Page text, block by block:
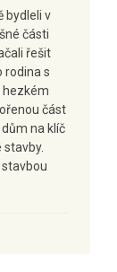
bydleli v
části
řešit
rodina s
hezkém
část
na klíč
stavbou